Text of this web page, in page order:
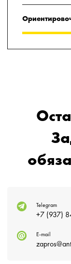
Telegram
+7 (937)
E-mail